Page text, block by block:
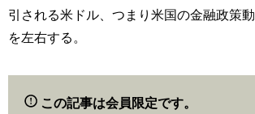
引される米ドル、つまり米国の金融政策
を左右する。
この記事は会員限定です。